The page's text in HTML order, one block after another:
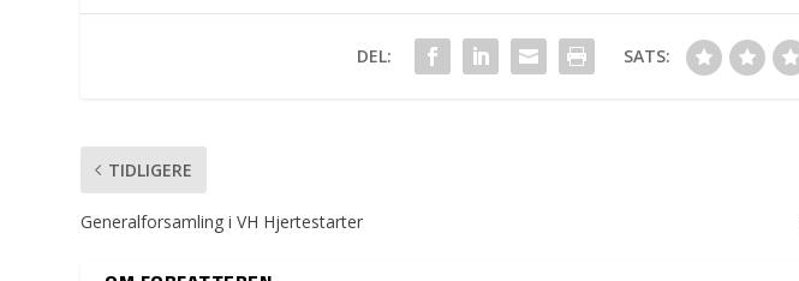
DEL: SATS:
TIDLIGERE
Generalforsamling i VH Hjertestarter